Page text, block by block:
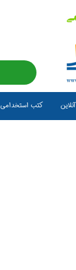
کتب استخدامی